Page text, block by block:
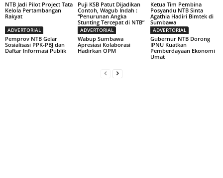
NTB Jadi Pilot Project Tata
Kelola Pertambangan
Rakyat
Puji KSB Patut Dijadikan
Contoh, Wagub Indah :
“Penurunan Angka
Stunting Tercepat di NTB”
Ketua Tim Pembina
Posyandu NTB Sinta
Agathia Hadiri Bimtek di
Sumbawa
ADVERTORIAL
Pemprov NTB Gelar
Sosialisasi PPK-PBJ dan
Daftar Informasi Publik
ADVERTORIAL
Wabup Sumbawa
Apresiasi Kolaborasi
Hadirkan OPM
ADVERTORIAL
Gubernur NTB Dorong
IPNU Kuatkan
Pemberdayaan Ekonomi
Umat